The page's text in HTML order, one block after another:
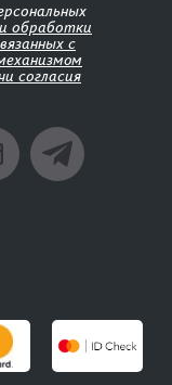
обработки
с
согласия